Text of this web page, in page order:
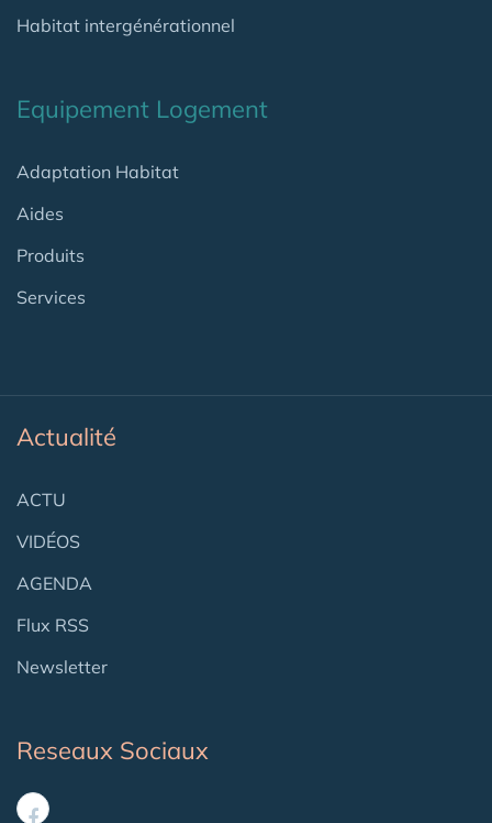
Habitat intergénérationnel
Equipement Logement
Adaptation Habitat
Aides
Produits
Services
Actualité
ACTU
VIDÉOS
AGENDA
Flux RSS
Newsletter
Reseaux Sociaux